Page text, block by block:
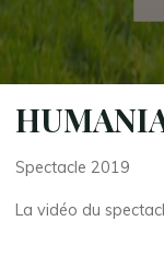
Spectacle 2019
La vidéo du